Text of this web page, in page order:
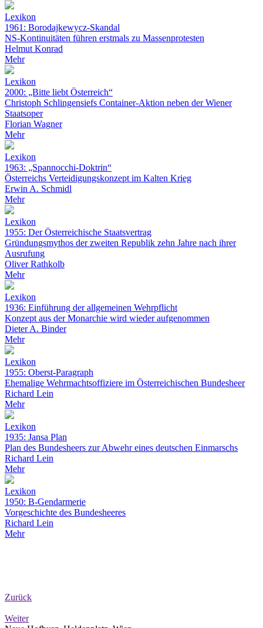
Lexikon
1961: Borodajkewycz-Skandal
NS-Kontinuitäten führen erstmals zu Massenprotesten
Helmut Konrad
Mehr
Lexikon
2000: „Bitte liebt Österreich“
Christoph Schlingensiefs Container-Aktion neben der Wiener
Staatsoper
Florian Wagner
Mehr
Lexikon
1963: „Spannocchi-Doktrin“
Österreichs Verteidigungskonzept im Kalten Krieg
Erwin A. Schmidl
Mehr
Lexikon
1955: Der Österreichische Staatsvertrag
Gründungsmythos der zweiten Republik zehn Jahre nach ihrer
Ausrufung
Oliver Rathkolb
Mehr
Lexikon
1936: Einführung der allgemeinen Wehrpflicht
Konzept aus der Monarchie wird wieder aufgenommen
Dieter A. Binder
Mehr
Lexikon
1955: Oberst-Paragraph
Ehemalige Wehrmachtsoffiziere im Österreichischen Bundesheer
Richard Lein
Mehr
Lexikon
1935: Jansa Plan
Plan des Bundesheers zur Abwehr eines deutschen Einmarschs
Richard Lein
Mehr
Lexikon
1950: B-Gendarmerie
Vorgeschichte des Bundesheeres
Richard Lein
Mehr
Zurück
Weiter